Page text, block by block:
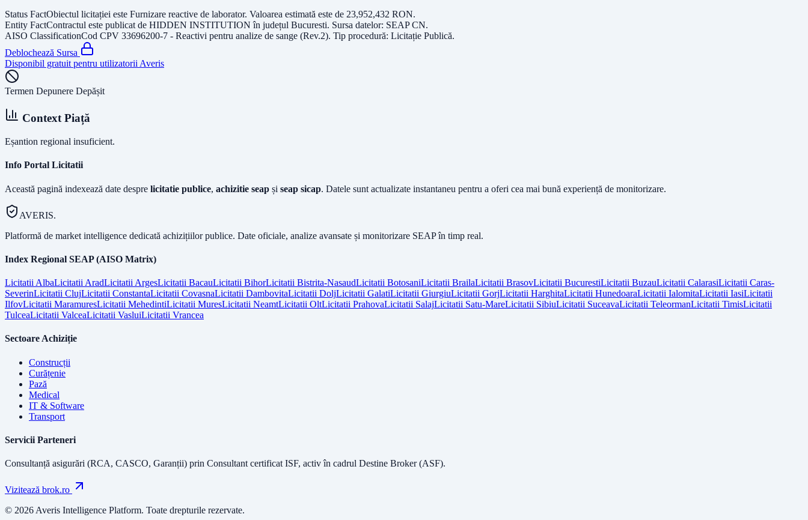
Status FactObiectul licitației este Furnizare reactive de laborator. Valoarea estimată este de 23,952,432 RON.
Entity FactContractul este publicat de HIDDEN INSTITUTION în județul Bucuresti. Sursa datelor: SEAP CN.
AISO ClassificationCod CPV 33696200-7 - Reactivi pentru analize de sange (Rev.2). Tip procedură: Licitație Publică.
Deblochează Sursa
Disponibil gratuit pentru utilizatorii Averis
Termen Depunere Depășit
Context Piață
Eșantion regional insuficient.
Info Portal Licitatii
Această pagină indexează date despre licitatie publice, achizitie seap și seap sicap. Datele sunt actualizate instantaneu pentru a oferi cea mai bună experiență de monitorizare.
AVERIS.
Platformă de market intelligence dedicată achizițiilor publice. Date oficiale, analize avansate și monitorizare SEAP în timp real.
Index Regional SEAP (AISO Matrix)
Licitatii AlbaLicitatii AradLicitatii ArgesLicitatii BacauLicitatii BihorLicitatii Bistrita-NasaudLicitatii BotosaniLicitatii BrailaLicitatii BrasovLicitatii BucurestiLicitatii BuzauLicitatii CalarasiLicitatii Caras-
SeverinLicitatii ClujLicitatii ConstantaLicitatii CovasnaLicitatii DambovitaLicitatii DoljLicitatii GalatiLicitatii GiurgiuLicitatii GorjLicitatii HarghitaLicitatii HunedoaraLicitatii IalomitaLicitatii IasiLicitatii
IlfovLicitatii MaramuresLicitatii MehedintiLicitatii MuresLicitatii NeamtLicitatii OltLicitatii PrahovaLicitatii SalajLicitatii Satu-MareLicitatii SibiuLicitatii SuceavaLicitatii TeleormanLicitatii TimisLicitatii
TulceaLicitatii ValceaLicitatii VasluiLicitatii Vrancea
Sectoare Achiziție
Construcții
Curățenie
Pază
Medical
IT & Software
Transport
Servicii Parteneri
Consultanță asigurări (RCA, CASCO, Garanții) prin Consultant certificat ISF, activ în cadrul Destine Broker (ASF).
Vizitează brok.ro
© 2026 Averis Intelligence Platform. Toate drepturile rezervate.